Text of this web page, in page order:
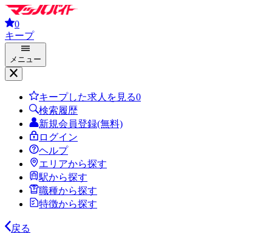
0
キープ
メニュー
キープした求人を見る0
検索履歴
新規会員登録(無料)
ログイン
ヘルプ
エリアから探す
駅から探す
職種から探す
特徴から探す
戻る